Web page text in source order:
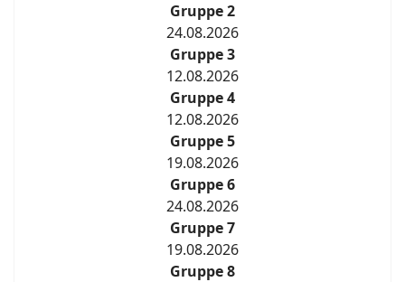
Gruppe 2
24.08.2026
Gruppe 3
12.08.2026
Gruppe 4
12.08.2026
Gruppe 5
19.08.2026
Gruppe 6
24.08.2026
Gruppe 7
19.08.2026
Gruppe 8